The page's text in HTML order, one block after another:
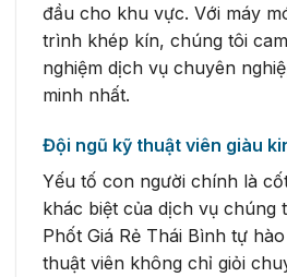
đầu cho khu vực. Với máy
trình khép kín, chúng tôi
nghiệm dịch vụ chuyên
minh nhất.
Đội ngũ kỹ thuật viên giàu
Yếu tố con người chính là
khác biệt của dịch vụ chúng
Phốt Giá Rẻ Thái Bình tự
thuật viên không chỉ giỏi